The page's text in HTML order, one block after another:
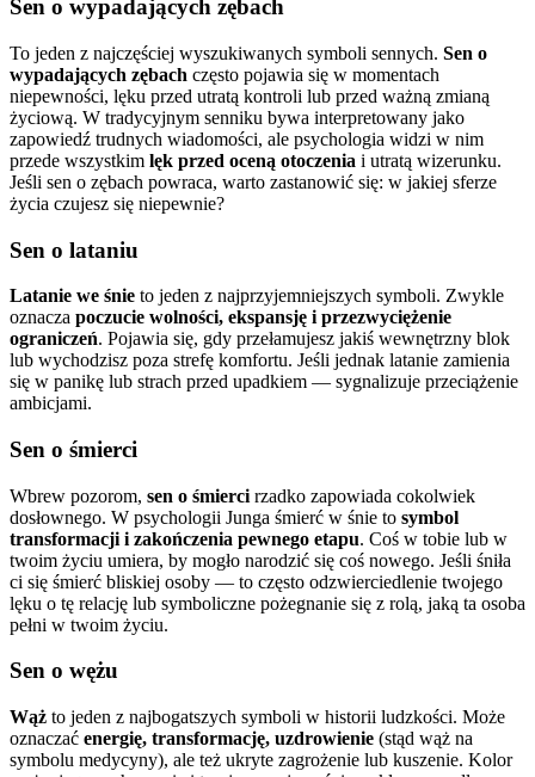
Sen o wypadających zębach
To jeden z najczęściej wyszukiwanych symboli sennych. Sen o
wypadających zębach często pojawia się w momentach
niepewności, lęku przed utratą kontroli lub przed ważną zmianą
życiową. W tradycyjnym senniku bywa interpretowany jako
zapowiedź trudnych wiadomości, ale psychologia widzi w nim
przede wszystkim lęk przed oceną otoczenia i utratą wizerunku.
Jeśli sen o zębach powraca, warto zastanowić się: w jakiej sferze
życia czujesz się niepewnie?
Sen o lataniu
Latanie we śnie to jeden z najprzyjemniejszych symboli. Zwykle
oznacza poczucie wolności, ekspansję i przezwyciężenie
ograniczeń. Pojawia się, gdy przełamujesz jakiś wewnętrzny blok
lub wychodzisz poza strefę komfortu. Jeśli jednak latanie zamienia
się w panikę lub strach przed upadkiem — sygnalizuje przeciążenie
ambicjami.
Sen o śmierci
Wbrew pozorom, sen o śmierci rzadko zapowiada cokolwiek
dosłownego. W psychologii Junga śmierć w śnie to symbol
transformacji i zakończenia pewnego etapu. Coś w tobie lub w
twoim życiu umiera, by mogło narodzić się coś nowego. Jeśli śniła
ci się śmierć bliskiej osoby — to często odzwierciedlenie twojego
lęku o tę relację lub symboliczne pożegnanie się z rolą, jaką ta osoba
pełni w twoim życiu.
Sen o wężu
Wąż to jeden z najbogatszych symboli w historii ludzkości. Może
oznaczać energię, transformację, uzdrowienie (stąd wąż na
symbolu medycyny), ale też ukryte zagrożenie lub kuszenie. Kolor